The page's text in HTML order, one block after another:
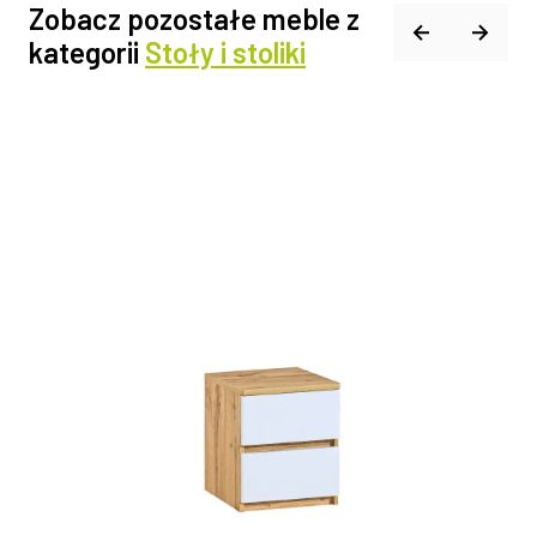
Zobacz pozostałe meble z
kategorii Stoły i stoliki